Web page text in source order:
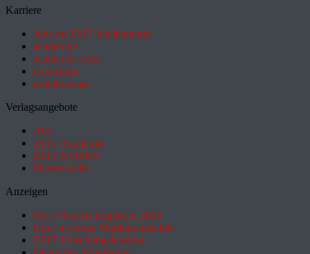
Karriere
Jobs im ZEIT Stellenmarkt
academics
academics.com
GoodJobs
e-fellows.net
Verlagsangebote
Abo
ZEIT Akademie
ZEIT REISEN
Partnersuche
Anzeigen
Most Wanted Employer 2026
How it works: Studium und Job
ZEIT Forschungskosmos